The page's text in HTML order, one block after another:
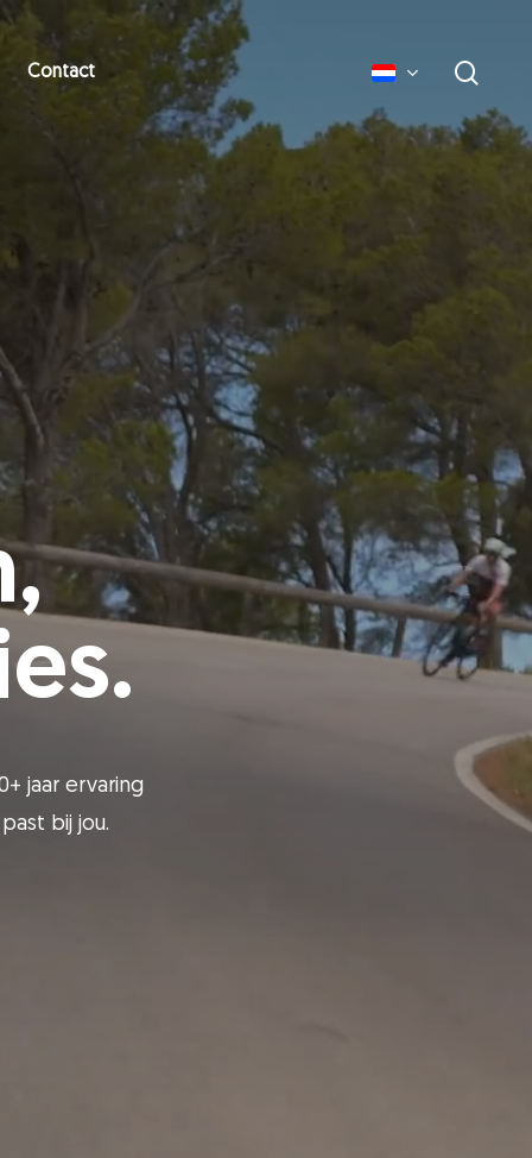
Contact
jaar ervaring
bij jou.